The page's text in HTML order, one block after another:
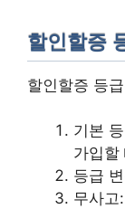
할인할증
할인할증 등
기본
가입할
등급
무사고